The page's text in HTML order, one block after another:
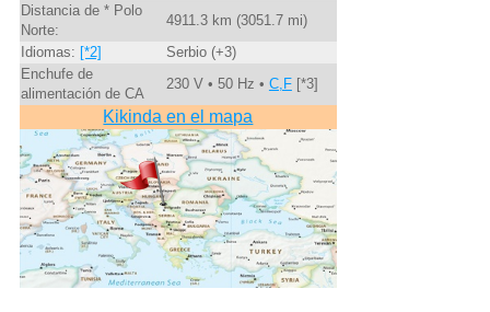
Distancia de * Polo
Norte:
4911.3 km (3051.7 mi)
Idiomas: [*2]
Serbio (+3)
Enchufe de
alimentación de CA
230 V • 50 Hz • C,F[*3]
Kikinda en el mapa